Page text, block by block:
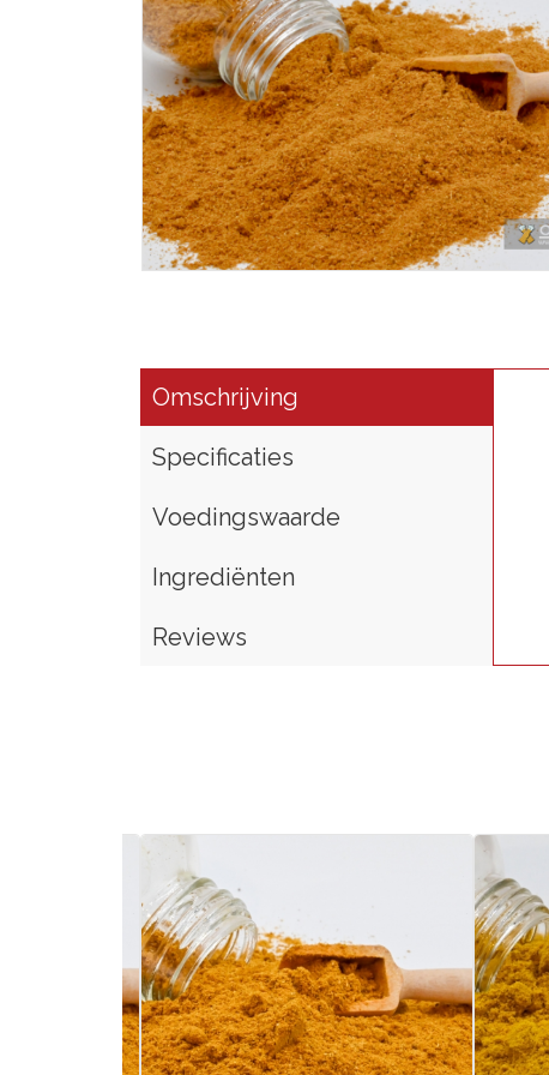
Omschrijving
Specificaties
Voedingswaarde
Ingrediënten
Reviews